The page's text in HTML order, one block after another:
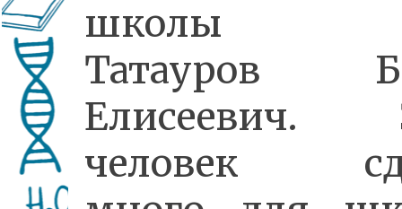
школы
Татауров
Елисеевич.
человек